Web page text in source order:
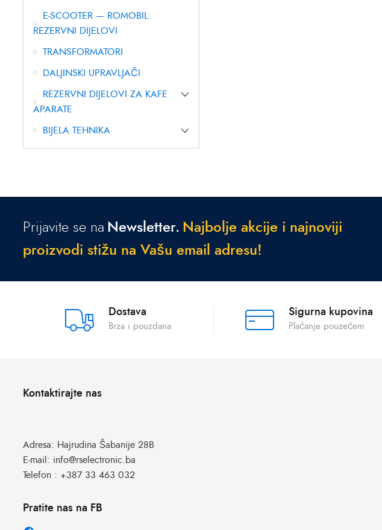
E-SCOOTER — ROMOBIL
REZERVNI DIJELOVI
TRANSFORMATORI
DALJINSKI UPRAVLJAČI
REZERVNI DIJELOVI ZA KAFE
APARATE
BIJELA TEHNIKA
Prijavite se na Newsletter. Naj bo je a kcije i najnoviji
proizvod i stižu na Vašu emai ad resu!
Dostava
Brza i pouzdana
Sigurna kupovina
Plaćanje pouzećem
Kontaktirajte nas
Adresa: Hajrudina Šabanije 28B
E-mail: info@rselectronic.ba
Telefon : +387 33 463 032
Pratite nas na FB